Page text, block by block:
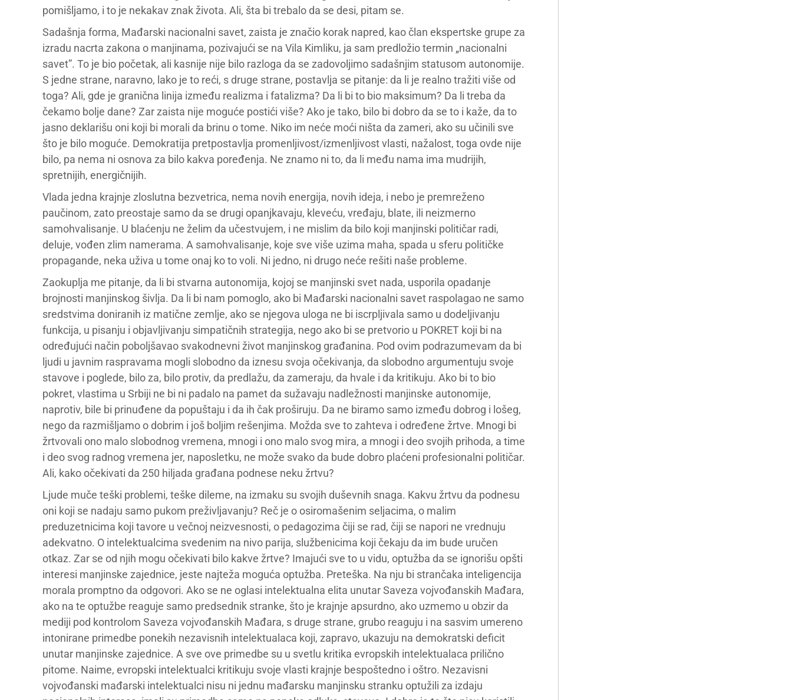
pomišljamo, i to je nekakav znak života. Ali, šta bi trebalo da se desi, pitam se.
Sadašnja forma, Mađarski nacionalni savet, zaista je značio korak napred, kao član ekspertske grupe za
izradu nacrta zakona o manjinama, pozivajući se na Vila Kimliku, ja sam predložio termin „nacionalni
savet”. To je bio početak, ali kasnije nije bilo razloga da se zadovoljimo sadašnjim statusom autonomije.
S jedne strane, naravno, lako je to reći, s druge strane, postavlja se pitanje: da li je realno tražiti više od
toga? Ali, gde je granična linija između realizma i fatalizma? Da li bi to bio maksimum? Da li treba da
čekamo bolje dane? Zar zaista nije moguće postići više? Ako je tako, bilo bi dobro da se to i kaže, da to
jasno deklarišu oni koji bi morali da brinu o tome. Niko im neće moći ništa da zameri, ako su učinili sve
što je bilo moguće. Demokratija pretpostavlja promenljivost/izmenljivost vlasti, nažalost, toga ovde nije
bilo, pa nema ni osnova za bilo kakva poređenja. Ne znamo ni to, da li među nama ima mudrijih,
spretnijih, energičnijih.
Vlada jedna krajnje zloslutna bezvetrica, nema novih energija, novih ideja, i nebo je premreženo
paučinom, zato preostaje samo da se drugi opanjkavaju, kleveću, vređaju, blate, ili neizmerno
samohvalisanje. U blaćenju ne želim da učestvujem, i ne mislim da bilo koji manjinski političar radi,
deluje, vođen zlim namerama. A samohvalisanje, koje sve više uzima maha, spada u sferu političke
propagande, neka uživa u tome onaj ko to voli. Ni jedno, ni drugo neće rešiti naše probleme.
Zaokuplja me pitanje, da li bi stvarna autonomija, kojoj se manjinski svet nada, usporila opadanje
brojnosti manjinskog šivlja. Da li bi nam pomoglo, ako bi Mađarski nacionalni savet raspolagao ne samo
sredstvima doniranih iz matične zemlje, ako se njegova uloga ne bi iscrpljivala samo u dodeljivanju
funkcija, u pisanju i objavljivanju simpatičnih strategija, nego ako bi se pretvorio u POKRET koji bi na
određujući način poboljšavao svakodnevni život manjinskog građanina. Pod ovim podrazumevam da bi
ljudi u javnim raspravama mogli slobodno da iznesu svoja očekivanja, da slobodno argumentuju svoje
stavove i poglede, bilo za, bilo protiv, da predlažu, da zameraju, da hvale i da kritikuju. Ako bi to bio
pokret, vlastima u Srbiji ne bi ni padalo na pamet da sužavaju nadležnosti manjinske autonomije,
naprotiv, bile bi prinuđene da popuštaju i da ih čak proširuju. Da ne biramo samo između dobrog i lošeg,
nego da razmišljamo o dobrim i još boljim rešenjima. Možda sve to zahteva i određene žrtve. Mnogi bi
žrtvovali ono malo slobodnog vremena, mnogi i ono malo svog mira, a mnogi i deo svojih prihoda, a time
i deo svog radnog vremena jer, naposletku, ne može svako da bude dobro plaćeni profesionalni političar.
Ali, kako očekivati da 250 hiljada građana podnese neku žrtvu?
Ljude muče teški problemi, teške dileme, na izmaku su svojih duševnih snaga. Kakvu žrtvu da podnesu
oni koji se nadaju samo pukom preživljavanju? Reč je o osiromašenim seljacima, o malim
preduzetnicima koji tavore u večnoj neizvesnosti, o pedagozima čiji se rad, čiji se napori ne vrednuju
adekvatno. O intelektualcima svedenim na nivo parija, službenicima koji čekaju da im bude uručen
otkaz. Zar se od njih mogu očekivati bilo kakve žrtve? Imajući sve to u vidu, optužba da se ignorišu opšti
interesi manjinske zajednice, jeste najteža moguća optužba. Preteška. Na nju bi strančaka inteligencija
morala promptno da odgovori. Ako se ne oglasi intelektualna elita unutar Saveza vojvođanskih Mađara,
ako na te optužbe reaguje samo predsednik stranke, što je krajnje apsurdno, ako uzmemo u obzir da
mediji pod kontrolom Saveza vojvođanskih Mađara, s druge strane, grubo reaguju i na sasvim umereno
intonirane primedbe ponekih nezavisnih intelektualaca koji, zapravo, ukazuju na demokratski deficit
unutar manjinske zajednice. A sve ove primedbe su u svetlu kritika evropskih intelektualaca prilično
pitome. Naime, evropski intelektualci kritikuju svoje vlasti krajnje bespoštedno i oštro. Nezavisni
vojvođanski mađarski intelektualci nisu ni jednu mađarsku manjinsku stranku optužili za izdaju